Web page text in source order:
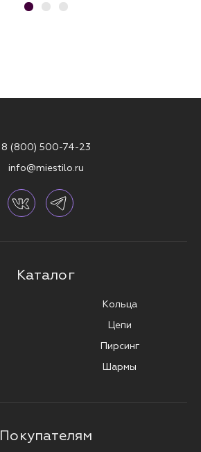
8 (800) 500-74-23
info@miestilo.ru
Каталог
Кольца
Цепи
Пирсинг
Шармы
Покупателям